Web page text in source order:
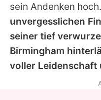
sein Andenken hoch.
unvergesslichen
seiner tief
Birmingham
voller Leidenschaft